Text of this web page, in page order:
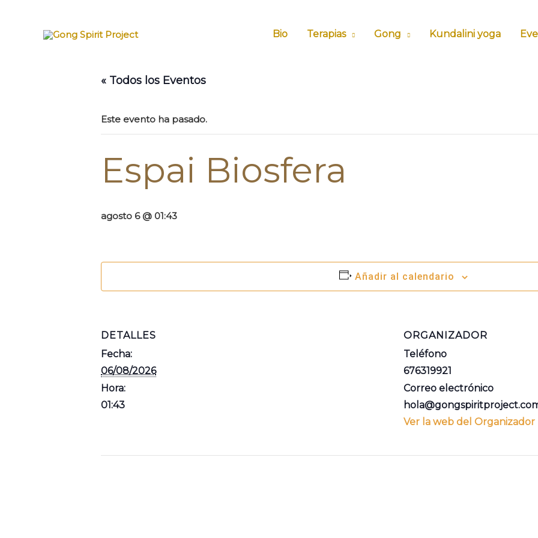
contenido
Bio Terapias Gong Kundalini yoga
« Todos los Eventos
Este evento ha pasado.
Espai Biosfera
agosto 6 @ 01:43
Añadir al calendario
DETALLES
Fecha:
06/08/2026
Hora:
01:43
ORGANIZADOR
Teléfono
676319921
Correo electrónico
Ver la web del Organizador